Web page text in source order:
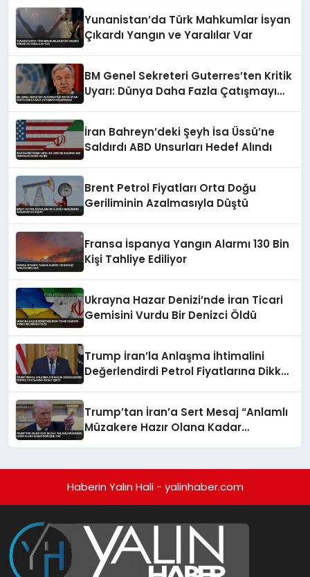
Yunanistan’da Türk Mahkumlar İsyan
Çıkardı Yangın ve Yaralılar Var
BM Genel Sekreteri Guterres’ten Kritik
Uyarı: Dünya Daha Fazla Çatışmayı
İran Bahreyn’deki Şeyh İsa Üssü’ne
Saldırdı ABD Unsurları Hedef Alındı
Brent Petrol Fiyatları Orta Doğu
Geriliminin Azalmasıyla Düştü
Fransa İspanya Yangın Alarmı 130 Bin
Kişi Tahliye Ediliyor
Ukrayna Hazar Denizi’nde İran Ticari
Gemisini Vurdu Bir Denizci Öldü
Trump İran’la Anlaşma İhtimalini
Değerlendirdi Petrol Fiyatlarına Dikkat
Trump’tan İran’a Sert Mesaj “Anlamlı
Müzakere Hazır Olana Kadar
Haberin Yalın Hali - yalinhaber.com